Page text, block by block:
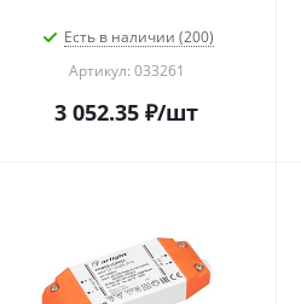
Есть в наличии (200)
Артикул: 033261
3 052.35 ₽/шт